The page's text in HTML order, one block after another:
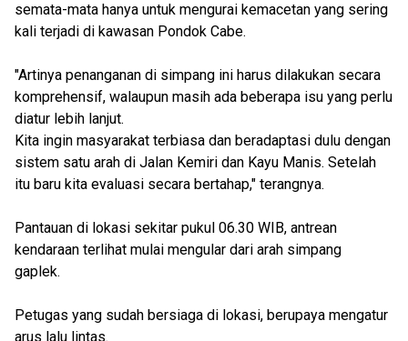
semata-mata hanya untuk mengurai kemacetan yang sering
kali terjadi di kawasan Pondok Cabe.
"Artinya penanganan di simpang ini harus dilakukan secara
komprehensif, walaupun masih ada beberapa isu yang perlu
diatur lebih lanjut.
Kita ingin masyarakat terbiasa dan beradaptasi dulu dengan
sistem satu arah di Jalan Kemiri dan Kayu Manis. Setelah
itu baru kita evaluasi secara bertahap," terangnya.
Pantauan di lokasi sekitar pukul 06.30 WIB, antrean
kendaraan terlihat mulai mengular dari arah simpang
gaplek.
Petugas yang sudah bersiaga di lokasi, berupaya mengatur
arus lalu lintas.